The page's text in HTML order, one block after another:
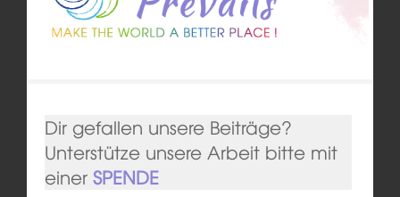
Dir gefallen unsere Beiträge?
Unterstütze unsere Arbeit bitte mit
einer SPENDE